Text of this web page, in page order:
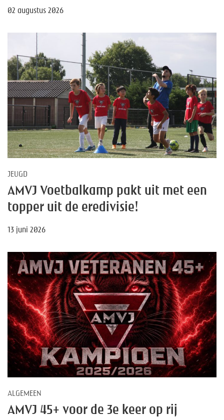
02 augustus 2026
JEUGD
AMVJ Voetbalkamp pakt uit met een
topper uit de eredivisie!
13 juni 2026
ALGEMEEN
AMVJ 45+ voor de 3e keer op rij